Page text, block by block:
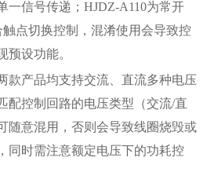
一信号传递；HJDZ-A110为常开
点切换控制，混淆使用会导致控
预设功能。
款产品均支持交流、直流多种电压
配控制回路的电压类型（交流/直
随意混用，否则会导致线圈烧毁或
同时需注意额定电压下的功耗控